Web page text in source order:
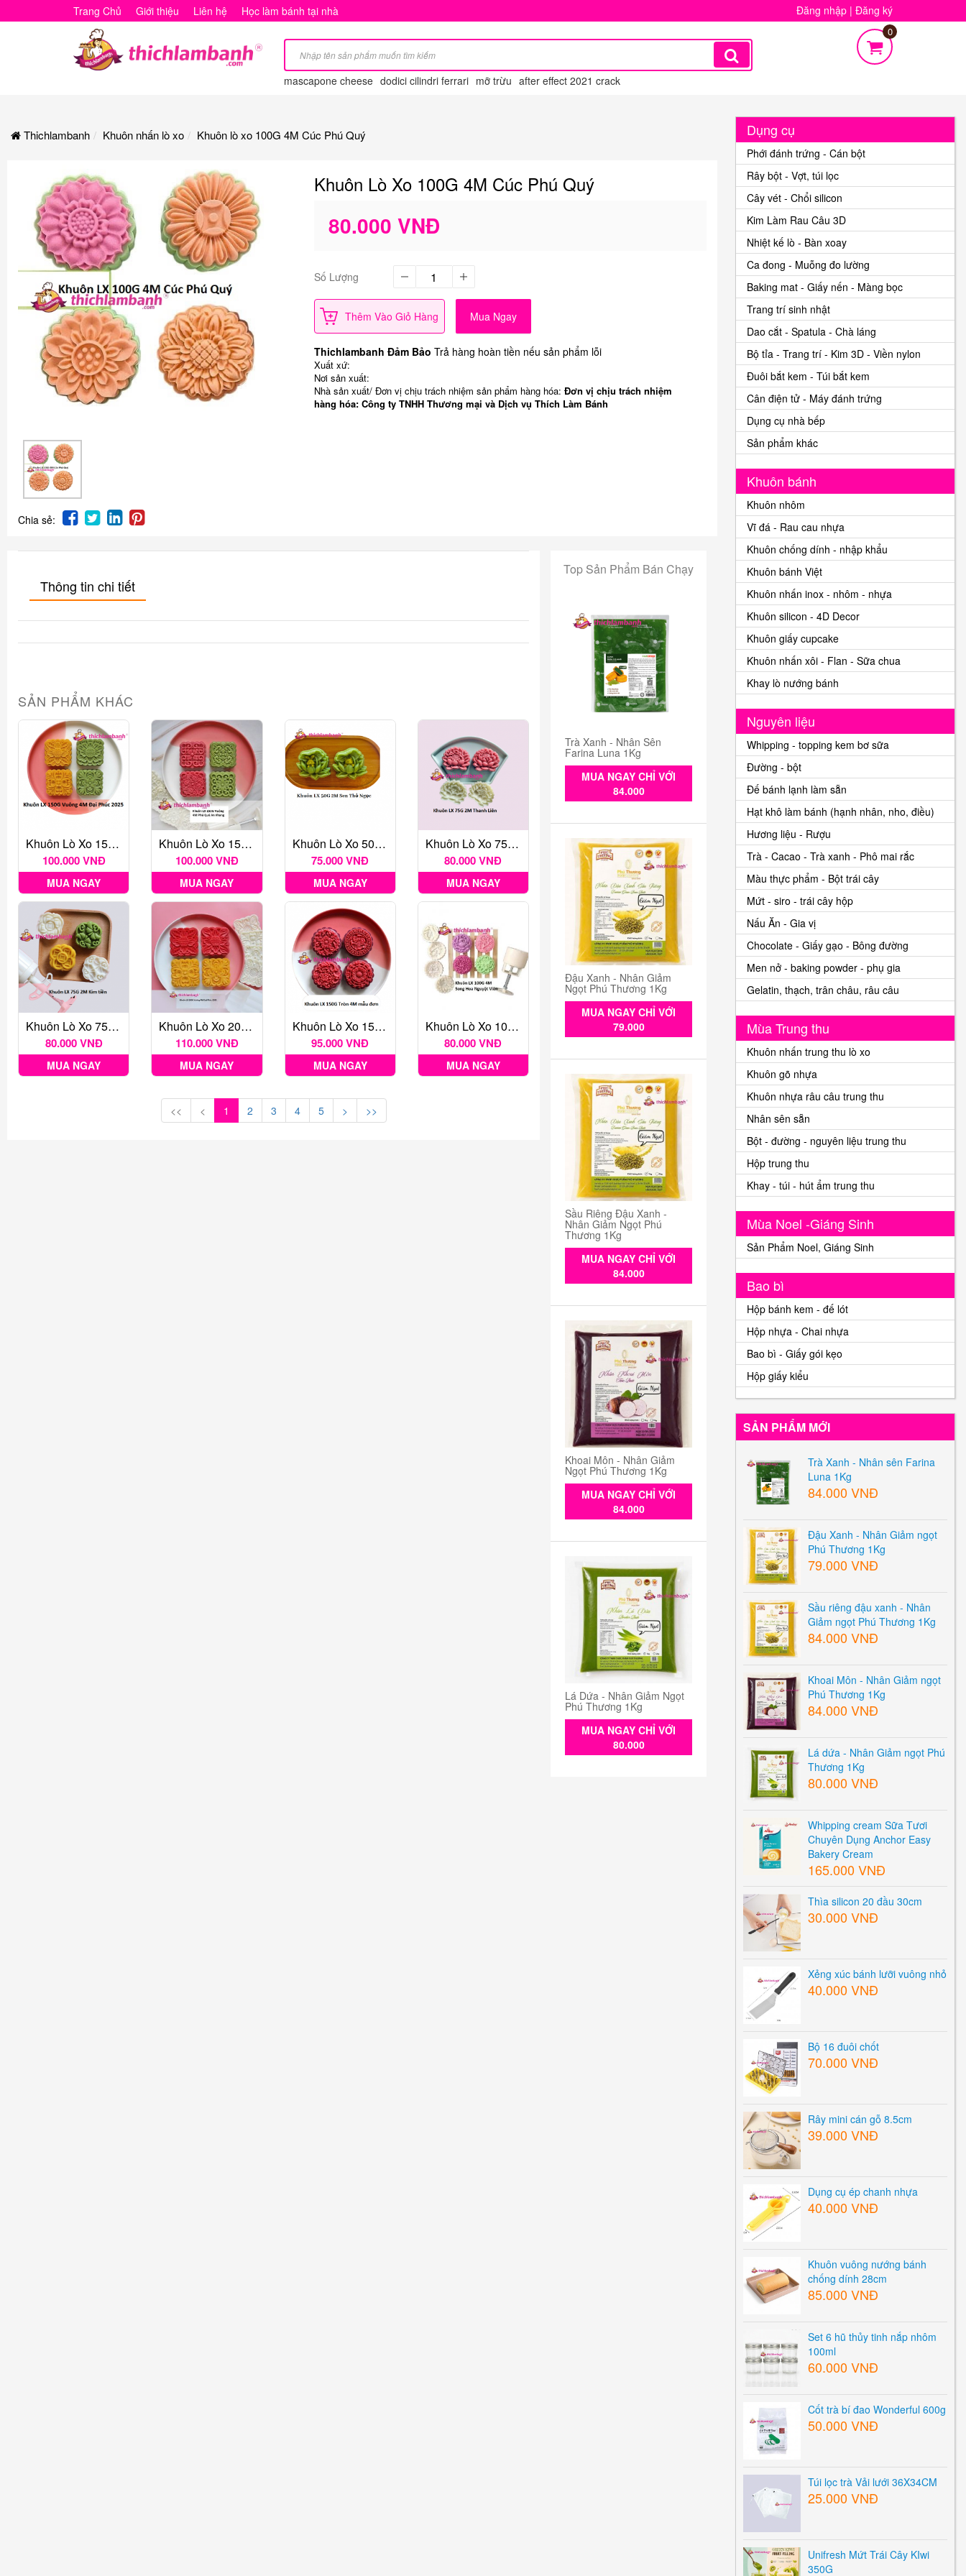
Khuôn
4M
Quý
Trang Chủ Giới thiệu Liên hệ Học làm bánh tại nhà Đăng nhập | Đăng ký
mascapone cheese dodici cilindri ferrari mỡ trừu after effect 2021 crack
0
Thichlambanh Khuôn nhấn lò xo Khuôn lò xo 100G 4M Cúc Phú Quý
Chia sẻ:
Khuôn Lò Xo 100G 4M Cúc Phú Quý
80.000 VNĐ
Số Lượng
Thêm Vào Giỏ Hàng Mua Ngay
Thichlambanh Đảm Bảo Trả hàng hoàn tiền nếu sản phẩm lỗi
Xuất xứ:
Nơi sản xuất:
Nhà sản xuất/ Đơn vị chịu trách nhiệm sản phẩm hàng hóa: Đơn vị chịu trách nhiệm
hàng hóa: Công ty TNHH Thương mại và Dịch vụ Thích Làm Bánh
Thông tin chi tiết
SẢN PHẨM KHÁC
Khuôn Lò Xo 150G Vuông 4M Đại Phúc 2025
100.000 VNĐ
MUA NGAY
Khuôn Lò Xo 150G Vuông 4M Phú Quý An Khang
100.000 VNĐ
MUA NGAY
Khuôn Lò Xo 50G 2M Sen Thỏ Ngọc
75.000 VNĐ
MUA NGAY
Khuôn Lò Xo 75G 2M Thanh Liên
80.000 VNĐ
MUA NGAY
Khuôn Lò Xo 75G 2M Kim Tiền
80.000 VNĐ
MUA NGAY
Khuôn Lò Xo 200G Vuông 4M Đại Phúc 2025
110.000 VNĐ
MUA NGAY
Khuôn Lò Xo 150G Tròn 4M Mẫu Đơn
95.000 VNĐ
MUA NGAY
Khuôn Lò Xo 100G 4M Song Hoa Nguyệt Viên
80.000 VNĐ
MUA NGAY
<< < 1 2 3 4 5 > >>
Top Sản Phẩm Bán Chạy
Trà Xanh - Nhân Sên
Farina Luna 1Kg
MUA NGAY CHỈ VỚI
84.000
Đậu Xanh - Nhân Giảm
Ngọt Phú Thương 1Kg
MUA NGAY CHỈ VỚI
79.000
Sầu Riêng Đậu Xanh -
Nhân Giảm Ngọt Phú
Thương 1Kg
MUA NGAY CHỈ VỚI
84.000
Khoai Môn - Nhân Giảm
Ngọt Phú Thương 1Kg
MUA NGAY CHỈ VỚI
84.000
Lá Dứa - Nhân Giảm Ngọt
Phú Thương 1Kg
MUA NGAY CHỈ VỚI
80.000
Dụng cụ
Phới đánh trứng - Cán bột
Rây bột - Vợt, túi lọc
Cây vét - Chổi silicon
Kim Làm Rau Câu 3D
Nhiệt kế lò - Bàn xoay
Ca đong - Muỗng đo lường
Baking mat - Giấy nến - Màng bọc
Trang trí sinh nhật
Dao cắt - Spatula - Chà láng
Bộ tỉa - Trang trí - Kim 3D - Viền nylon
Đuôi bắt kem - Túi bắt kem
Cân điện tử - Máy đánh trứng
Dụng cụ nhà bếp
Sản phẩm khác
Khuôn bánh
Khuôn nhôm
Vĩ đá - Rau cau nhựa
Khuôn chống dính - nhập khẩu
Khuôn bánh Việt
Khuôn nhấn inox - nhôm - nhựa
Khuôn silicon - 4D Decor
Khuôn giấy cupcake
Khuôn nhấn xôi - Flan - Sữa chua
Khay lò nướng bánh
Nguyên liệu
Whipping - topping kem bơ sữa
Đường - bột
Đế bánh lạnh làm sẵn
Hạt khô làm bánh (hạnh nhân, nho, điều)
Hương liệu - Rượu
Trà - Cacao - Trà xanh - Phô mai rắc
Màu thực phẩm - Bột trái cây
Mứt - siro - trái cây hộp
Nấu Ăn - Gia vị
Chocolate - Giấy gạo - Bông đường
Men nở - baking powder - phụ gia
Gelatin, thạch, trân châu, râu câu
Mùa Trung thu
Khuôn nhấn trung thu lò xo
Khuôn gõ nhựa
Khuôn nhựa râu câu trung thu
Nhân sên sẵn
Bột - đường - nguyên liệu trung thu
Hộp trung thu
Khay - túi - hút ẩm trung thu
Mùa Noel -Giáng Sinh
Sản Phẩm Noel, Giáng Sinh
Bao bì
Hộp bánh kem - đế lót
Hộp nhựa - Chai nhựa
Bao bì - Giấy gói kẹo
Hộp giấy kiểu
SẢN PHẨM MỚI
Trà Xanh - Nhân sên Farina
Luna 1Kg
84.000 VNĐ
Đậu Xanh - Nhân Giảm ngọt
Phú Thương 1Kg
79.000 VNĐ
Sầu riêng đậu xanh - Nhân
Giảm ngọt Phú Thương 1Kg
84.000 VNĐ
Khoai Môn - Nhân Giảm ngọt
Phú Thương 1Kg
84.000 VNĐ
Lá dứa - Nhân Giảm ngọt Phú
Thương 1Kg
80.000 VNĐ
Whipping cream Sữa Tươi
Chuyên Dụng Anchor Easy
Bakery Cream
165.000 VNĐ
Thìa silicon 20 đầu 30cm
30.000 VNĐ
Xẻng xúc bánh lưỡi vuông nhỏ
40.000 VNĐ
Bộ 16 đuôi chốt
70.000 VNĐ
Rây mini cán gỗ 8.5cm
39.000 VNĐ
Dụng cụ ép chanh nhựa
40.000 VNĐ
Khuôn vuông nướng bánh
chống dính 28cm
85.000 VNĐ
Set 6 hũ thủy tinh nắp nhôm
100ml
60.000 VNĐ
Cốt trà bí đao Wonderful 600g
50.000 VNĐ
Túi lọc trà Vải lưới 36X34CM
25.000 VNĐ
Unifresh Mứt Trái Cây KIwi
350G